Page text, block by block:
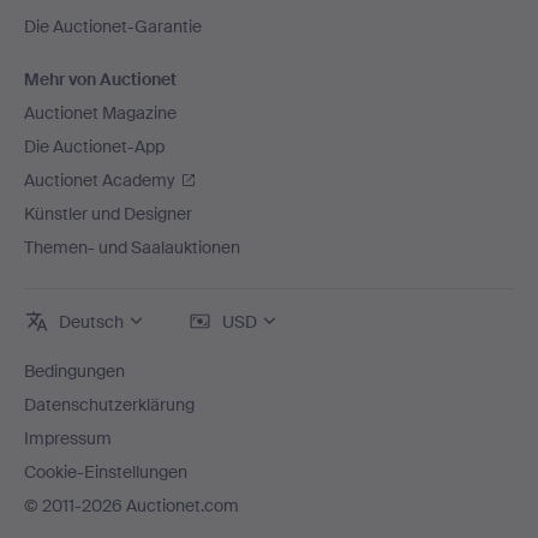
Die Auctionet-Garantie
Mehr von Auctionet
Auctionet Magazine
Die Auctionet-App
Auctionet Academy
Künstler und Designer
Themen- und Saalauktionen
Deutsch USD
Bedingungen
Datenschutzerklärung
Impressum
Cookie-Einstellungen
© 2011-2026 Auctionet.com